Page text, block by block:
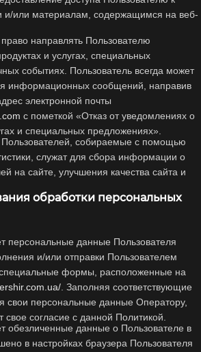
или материалам, содержащимся на веб-
направлять Пользователю
и услугах, специальных
событиях. Пользователь всегда может
информационных сообщений, направив
электронной почты
с пометкой «Отказ от уведомлениях о
и специальных предложениях».
собираемые с помощью
служат для сбора информации о
на сайте, улучшения качества сайта и
обработки персональных
персональные данные Пользователя
и/или отправки Пользователем
специальные формы, расположенные на
. Заполняя соответствующие
свои персональные данные Оператору,
свое согласие с данной Политикой.
обезличенные данные о Пользователе в
в настройках браузера Пользователя